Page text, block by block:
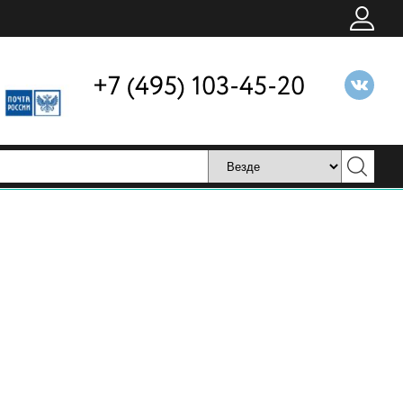
+7 (495) 103-45-20